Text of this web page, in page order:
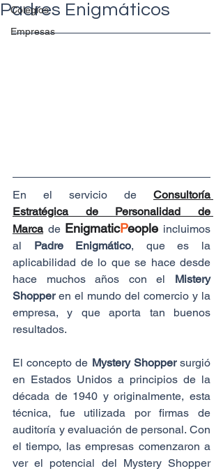
Colegios
Empresas
Padres Enigmáticos
En el servicio de Consultoría
Estratégica de Personalidad de
Marca de EnigmaticPeople incluimos
al Padre Enigmático, que es la
aplicabilidad de lo que se hace desde
hace muchos años con el Mistery
Shopper en el mundo del comercio y la
empresa, y que aporta tan buenos
resultados.
El concepto de Mystery Shopper surgió
en Estados Unidos a principios de la
década de 1940 y originalmente, esta
técnica, fue utilizada por firmas de
auditoría y evaluación de personal. Con
el tiempo, las empresas comenzaron a
ver el potencial del Mystery Shopper